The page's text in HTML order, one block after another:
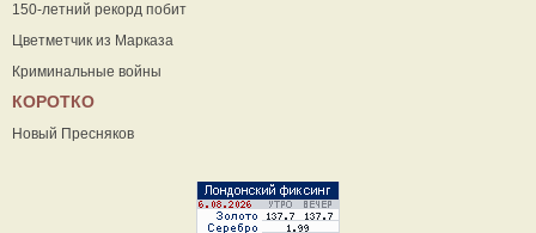
150-летний рекорд побит
Цветметчик из Марказа
Криминальные войны
КОРОТКО
Новый Пресняков